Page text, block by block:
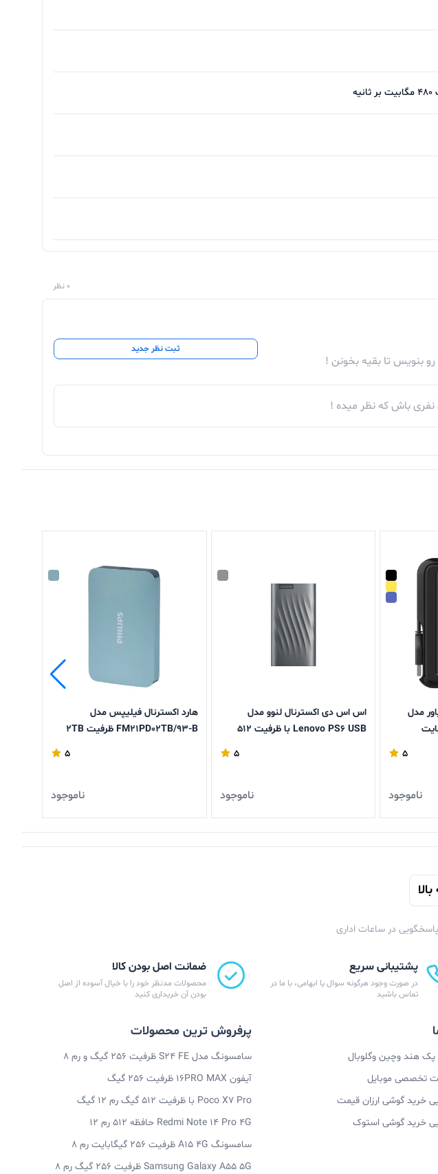
0 نظر
بنویس تا بقیه بخونن !
ثبت نظر جدید
باش که نظر میده !
مدل
5
ناموجود
اس اس دی اکسترنال لنوو مدل
Lenovo PS6 USB با ظرفیت 512
5
ناموجود
هارد اکسترنال فیلیپس مدل
FM21PD02TB/93-B ظرفیت 2TB
5
ناموجود
پشتیبانی سریع
در صورت وجود هرگونه سوال یا ابهامی، با ما در
تماس باشید
ضمانت اصل بودن کالا
محصولات مدنظر خود را با خیال آسوده از اصل
بودن آن خریداری کنید
پک هند وچین وگلوبال
تخصصی موبایل
خرید گوشی ارزان قیمت
خرید گوشی استوک
پرفروش ترین محصولات
سامسونگ مدل S24 FE ظرفیت 256 گیگ و رم 8
آیفون 16PRO MAX ظرفیت 256 گیگ
Poco X7 Pro با ظرفیت 512 گیگ رم 12 گیگ
Redmi Note 14 Pro 4G حافظه 512 رم 12
سامسونگ A15 4G ظرفیت 256 گیگابایت رم 8
Samsung Galaxy A55 5G ظرفیت 256 گیگ رم 8